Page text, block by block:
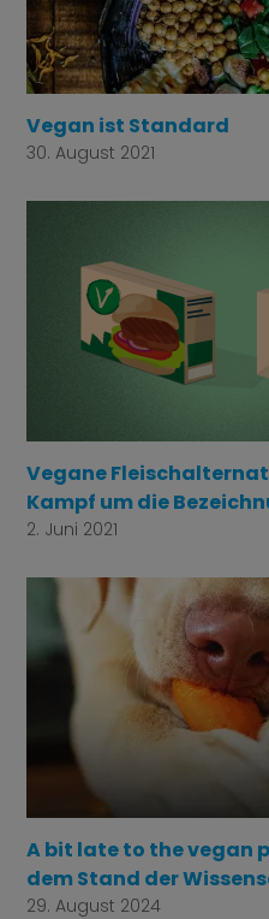
Vegan ist Standard
30. August 2021
Vegane
Kampf um die
2. Juni 2021
A bit late to the vegan
dem Stand der
29. August 2024